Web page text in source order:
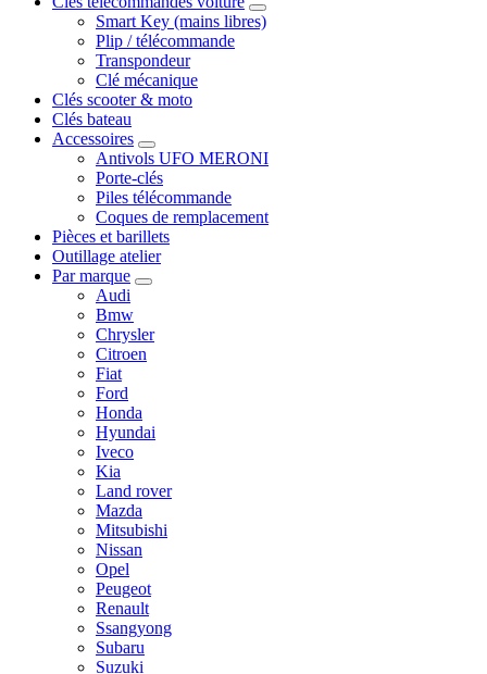
Smart Key (mains libres)
Plip / télécommande
Transpondeur
Clé mécanique
Clés scooter & moto
Clés bateau
Accessoires
Antivols UFO MERONI
Porte-clés
Piles télécommande
Coques de remplacement
Pièces et barillets
Outillage atelier
Par marque
Audi
Bmw
Chrysler
Citroen
Fiat
Ford
Honda
Hyundai
Iveco
Kia
Land rover
Mazda
Mitsubishi
Nissan
Opel
Peugeot
Renault
Ssangyong
Subaru
Suzuki